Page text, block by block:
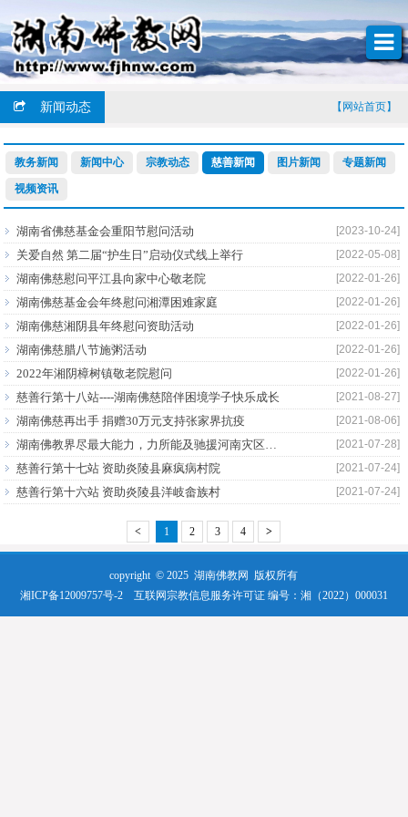
新闻动态 【网站首页】
教务新闻 新闻中心 宗教动态 慈善新闻 图片新闻 专题新闻
视频资讯
[2023-10-24]
湖南省佛慈基金会重阳节慰问活动
[2022-05-08]
关爱自然 第二届“护生日”启动仪式线上举行
[2022-01-26]
湖南佛慈慰问平江县向家中心敬老院
[2022-01-26]
湖南佛慈基金会年终慰问湘潭困难家庭
[2022-01-26]
湖南佛慈湘阴县年终慰问资助活动
[2022-01-26]
湖南佛慈腊八节施粥活动
[2022-01-26]
2022年湘阴樟树镇敬老院慰问
[2021-08-27]
慈善行第十八站----湖南佛慈陪伴困境学子快乐成长
[2021-08-06]
湖南佛慈再出手 捐赠30万元支持张家界抗疫
[2021-07-28]
[2021-07-24]
慈善行第十七站 资助炎陵县麻疯病村院
[2021-07-24]
慈善行第十六站 资助炎陵县洋岐畲族村
< 1 2 3 4 >
copyright © 2025 湖南佛教网 版权所有
湘ICP备12009757号-2
互联网宗教信息服务许可证 编号：湘（2022）000031